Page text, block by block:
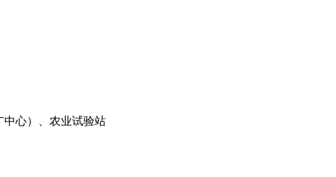
中心）、农业试验站